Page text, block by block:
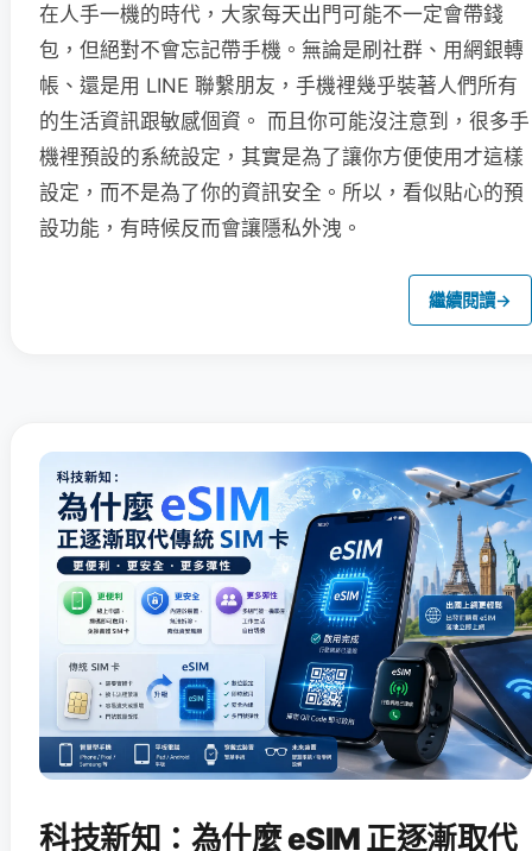
在人手一機的時代，大家每天出門可能不一定會帶錢
包，但絕對不會忘記帶手機。無論是刷社群、用網銀轉
帳、還是用 LINE 聯繫朋友，手機裡幾乎裝著人們所有
的生活資訊跟敏感個資。 而且你可能沒注意到，很多手
機裡預設的系統設定，其實是為了讓你方便使用才這樣
設定，而不是為了你的資訊安全。所以，看似貼心的預
設功能，有時候反而會讓隱私外洩。
繼續閱讀→
科技新知：為什麼 eSIM 正逐漸取代